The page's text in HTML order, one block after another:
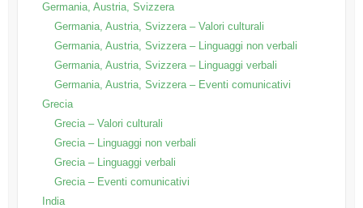
Germania, Austria, Svizzera
Germania, Austria, Svizzera – Valori culturali
Germania, Austria, Svizzera – Linguaggi non verbali
Germania, Austria, Svizzera – Linguaggi verbali
Germania, Austria, Svizzera – Eventi comunicativi
Grecia
Grecia – Valori culturali
Grecia – Linguaggi non verbali
Grecia – Linguaggi verbali
Grecia – Eventi comunicativi
India